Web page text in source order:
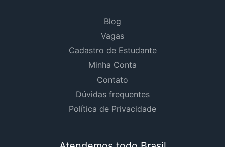
Blog
Vagas
Cadastro de Estudante
Minha Conta
Contato
Dúvidas frequentes
Política de Privacidade